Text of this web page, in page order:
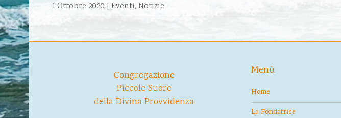
1 Ottobre 2020 | Eventi, Notizie
Congregazione
Piccole Suore
della Divina Provvidenza
Menù
Home
La Fondatrice